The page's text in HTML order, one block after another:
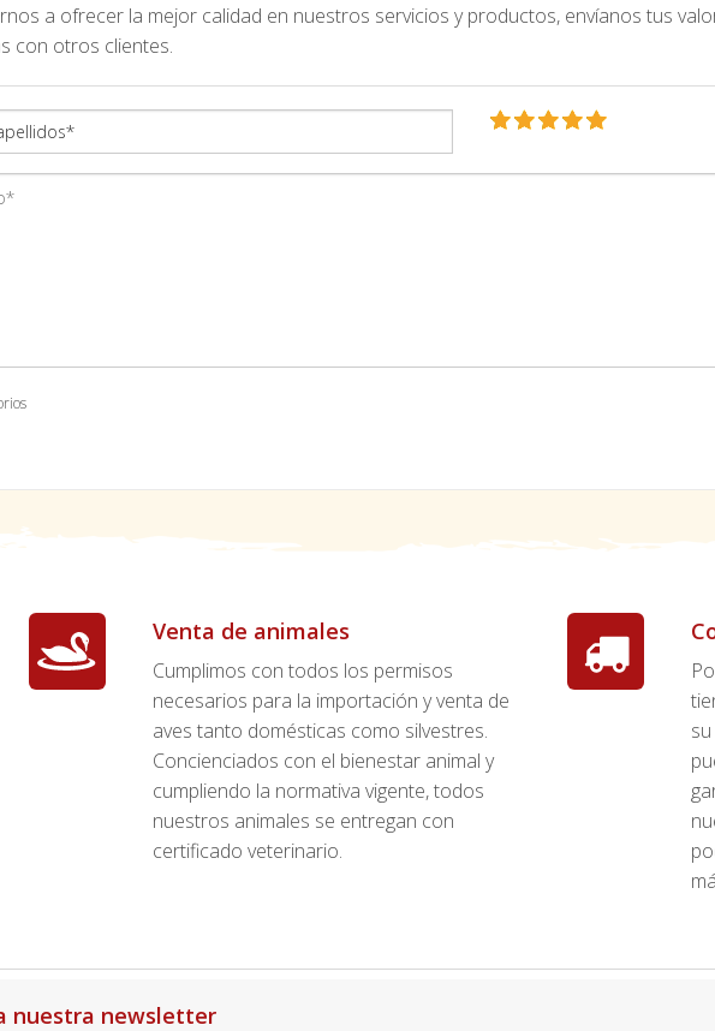
a ofrecer la mejor calidad en nuestros servicios y productos, envíanos tus
con otros clientes.
Venta de animales
Cumplimos con todos los permisos
necesarios para la importación y venta de
aves tanto domésticas como silvestres.
Concienciados con el bienestar animal y
cumpliendo la normativa vigente, todos
nuestros animales se entregan con
certificado veterinario.
nuestra newsletter